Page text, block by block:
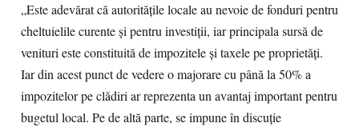
„Este adevărat că autoritățile locale au nevoie de fonduri pentru
cheltuielile curente și pentru investiții, iar principala sursă de
venituri este constituită de impozitele și taxele pe proprietăți.
Iar din acest punct de vedere o majorare cu până la 50% a
impozitelor pe clădiri ar reprezenta un avantaj important pentru
bugetul local. Pe de altă parte, se impune în discuție